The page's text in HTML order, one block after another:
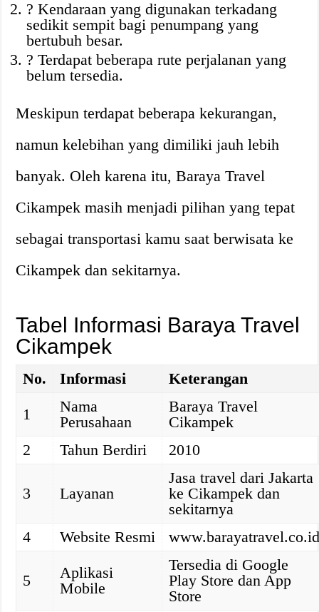
? Kendaraan yang digunakan terkadang
sedikit sempit bagi penumpang yang
bertubuh besar.
? Terdapat beberapa rute perjalanan yang
belum tersedia.
Meskipun terdapat beberapa kekurangan,
namun kelebihan yang dimiliki jauh lebih
banyak. Oleh karena itu, Baraya Travel
Cikampek masih menjadi pilihan yang tepat
sebagai transportasi kamu saat berwisata ke
Cikampek dan sekitarnya.
Tabel Informasi Baraya Travel
Cikampek
No. Informasi
Keterangan
1
Nama
Perusahaan
Baraya Travel
Cikampek
2
Tahun Berdiri 2010
3 Layanan
Jasa travel dari Jakarta
ke Cikampek dan
sekitarnya
4
Website Resmi
5
Aplikasi
Mobile
Tersedia di Google
Play Store dan App
Store